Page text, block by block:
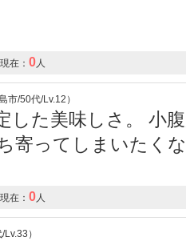
現在： 0人
市/50代/Lv.12）
した美味しさ。 小
寄ってしまいたく
現在： 0人
）